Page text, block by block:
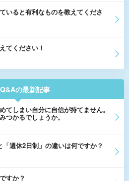
いると有利なものを教えてくださ
てください！
の最新記事
てしまい自分に自信が持てません。
つかるでしょうか。
「週休2日制」の違いは何ですか？
すか？